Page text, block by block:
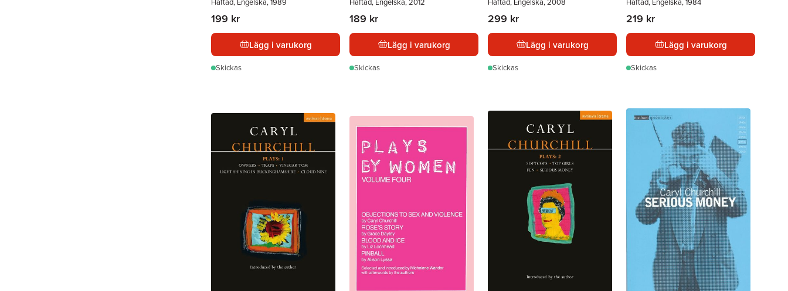
199 kr
Lägg i varukorg
Skickas
189 kr
Lägg i varukorg
Skickas
299 kr
Lägg i varukorg
Skickas
219 kr
Lägg i varukorg
Skickas